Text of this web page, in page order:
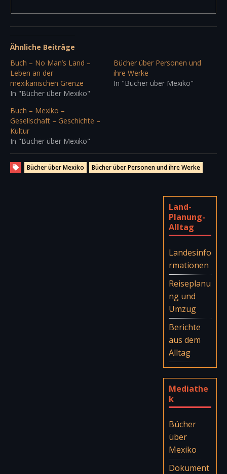
Ähnliche Beiträge
Buch – No Man’s Land –
Leben an der
mexikanischen Grenze
In "Bücher über Mexiko"
Bücher über Personen und
ihre Werke
In "Bücher über Mexiko"
Buch – Mexiko –
Gesellschaft – Geschichte –
Kultur
In "Bücher über Mexiko"
Bücher über Mexiko Bücher über Personen und ihre Werke
Land-
Planung-
Alltag
Landesinfo
rmationen
Reiseplanu
ng und
Umzug
Berichte
aus dem
Alltag
Mediathe
k
Bücher
über
Mexiko
Dokument